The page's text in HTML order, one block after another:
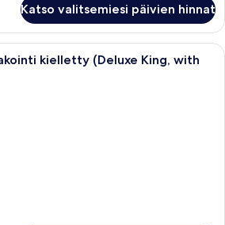
Katso valitsemiesi päivien hinnat
Moderni hotellihuone, jossa on
kielletty (Deluxe King, with